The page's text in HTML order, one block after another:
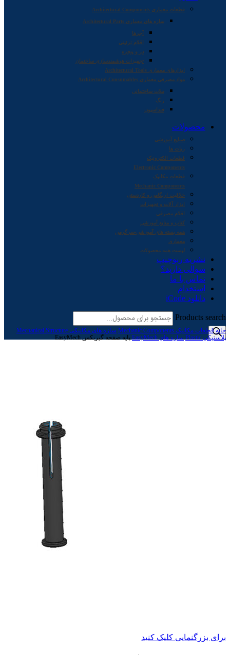
قطعات معماری Architectural Components
سازه های معماری Architectural Parts
آجرها
اقلام تزئینی
در و پنجره
تجهیزات هوشمندسازی ساختمان
ابزارهای معماری Architectural Tools
مواد مصرفی معماری Architectural Consumables
ملات ساختمانی
رنگ
فنداسیون
محصولات
صنایع آموزشی
ربات ها
قطعات الکترونیک
Electronic Components
قطعات مکانیک
Mechanic Components
خلاقیت اریگامی و کاردستی
ابزار آلات و تجهیزات
اقلام مصرفی
کتاب و منابع آموزشی
همه بسته های آموزشی-سرگرمی
معماری
لیست همه محصولات
نشریه ربوچیپ
سوالی دارید؟
تماس با ما
استخدام
دانلود iCode
Products search
خانه قطعات مکانیک Mechanic Components
سازه های مکانیکی Mechanical Structure
پلاستیکی Plastic
سازه های EasyMech پایه صفحه گیربکس EasyMech
برای بزرگنمایی کلیک کنید